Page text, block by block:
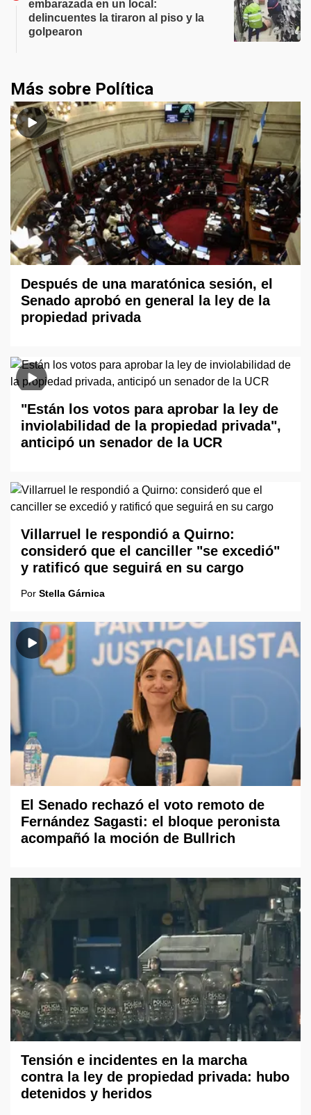
embarazada en un local:
delincuentes la tiraron al piso y la
golpearon
Más sobre Política
Después de una maratónica sesión, el
Senado aprobó en general la ley de la
propiedad privada
"Están los votos para aprobar la ley de
inviolabilidad de la propiedad privada",
anticipó un senador de la UCR
Villarruel le respondió a Quirno:
consideró que el canciller "se excedió"
y ratificó que seguirá en su cargo
Por Stella Gárnica
El Senado rechazó el voto remoto de
Fernández Sagasti: el bloque peronista
acompañó la moción de Bullrich
Tensión e incidentes en la marcha
contra la ley de propiedad privada: hubo
detenidos y heridos